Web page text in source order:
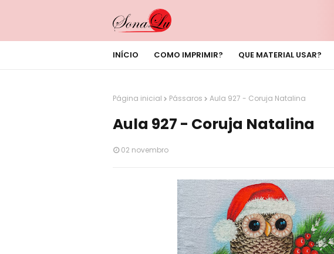
INÍCIO COMO IMPRIMIR? QUE MATERIAL USAR?
Página inicial Pássaros Aula 927 - Coruja Natalina
Aula 927 - Coruja Natalina
02 novembro